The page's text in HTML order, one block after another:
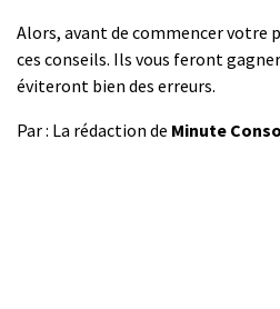
Alors, avant de commencer votre
ces conseils. Ils vous feront
éviteront bien des erreurs.
Par : La rédaction de Minute Conso